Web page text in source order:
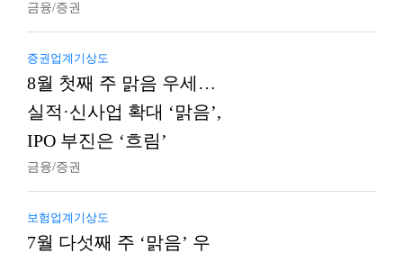
금융/증권
증권업계기상도
8월 첫째 주 맑음 우세…
실적·신사업 확대 ‘맑음’,
IPO 부진은 ‘흐림’
금융/증권
보험업계기상도
7월 다섯째 주 ‘맑음’ 우